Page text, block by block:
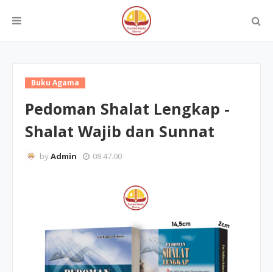
Buku Agama
Pedoman Shalat Lengkap -
Shalat Wajib dan Sunnat
byAdmin 08.47.00